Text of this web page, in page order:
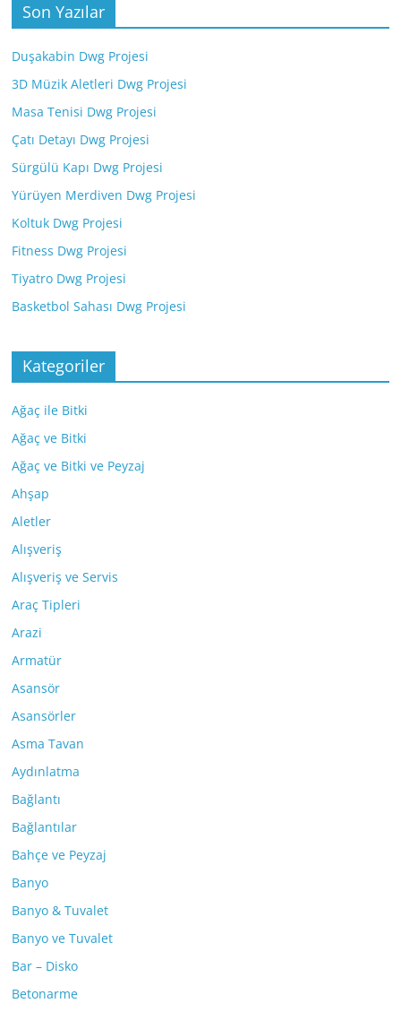
Son Yazılar
Duşakabin Dwg Projesi
3D Müzik Aletleri Dwg Projesi
Masa Tenisi Dwg Projesi
Çatı Detayı Dwg Projesi
Sürgülü Kapı Dwg Projesi
Yürüyen Merdiven Dwg Projesi
Koltuk Dwg Projesi
Fitness Dwg Projesi
Tiyatro Dwg Projesi
Basketbol Sahası Dwg Projesi
Kategoriler
Ağaç ile Bitki
Ağaç ve Bitki
Ağaç ve Bitki ve Peyzaj
Ahşap
Aletler
Alışveriş
Alışveriş ve Servis
Araç Tipleri
Arazi
Armatür
Asansör
Asansörler
Asma Tavan
Aydınlatma
Bağlantı
Bağlantılar
Bahçe ve Peyzaj
Banyo
Banyo & Tuvalet
Banyo ve Tuvalet
Bar – Disko
Betonarme